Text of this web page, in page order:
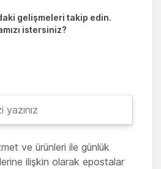
gelişmeleri takip edin.
istersiniz?
ve ürünleri ile günlük
ilişkin olarak epostalar